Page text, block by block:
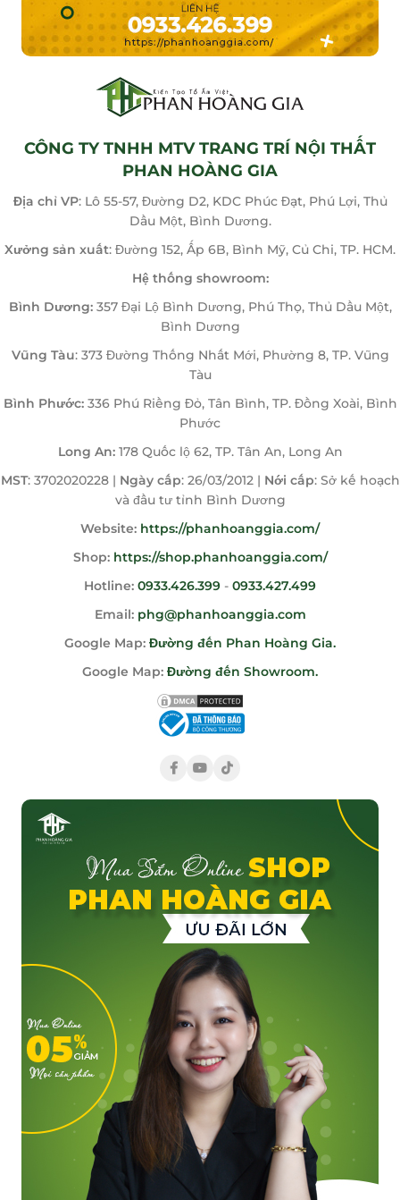
CÔNG TY TNHH MTV TRANG TRÍ NỘI THẤT
PHAN HOÀNG GIA
Địa chỉ VP: Lô 55-57, Đường D2, KDC Phúc Đạt, Phú Lợi, Thủ
Dầu Một, Bình Dương.
Xưởng sản xuất: Đường 152, Ấp 6B, Bình Mỹ, Củ Chi, TP. HCM.
Hệ thống showroom:
Bình Dương:357 Đại Lộ Bình Dương, Phú Thọ, Thủ Dầu Một,
Bình Dương
Vũng Tàu: 373 Đường Thống Nhất Mới, Phường 8, TP. Vũng
Tàu
Bình Phước:336 Phú Riềng Đỏ, Tân Bình, TP. Đồng Xoài, Bình
Phước
Long An:178 Quốc lộ 62, TP. Tân An, Long An
MST: 3702020228 | Ngày cấp: 26/03/2012 | Nới cấp: Sở kế hoạch
và đầu tư tỉnh Bình Dương
Website: https://phanhoanggia.com/
Shop: https://shop.phanhoanggia.com/
Hotline: 0933.426.399 - 0933.427.499
Email: phg@phanhoanggia.com
Google Map: Đường đến Phan Hoàng Gia.
Google Map: Đường đến Showroom.